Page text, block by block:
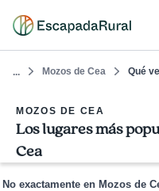
... Mozos de Cea Qué
MOZOS DE CEA
Los lugares más
Cea
No exactamente en Mozos de